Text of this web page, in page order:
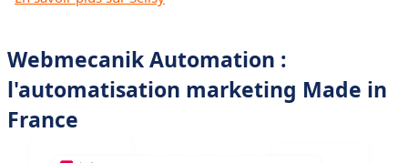
Webmecanik Automation :
l'automatisation marketing Made in
France